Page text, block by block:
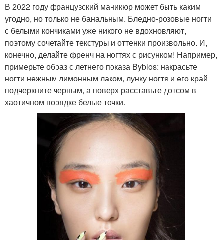
В 2022 году французский маникюр может быть каким
угодно, но только не банальным. Бледно-розовые ногти
с белыми кончиками уже никого не вдохновляют,
поэтому сочетайте текстуры и оттенки произвольно. И,
конечно, делайте френч на ногтях с рисунком! Например,
примерьте образ с летнего показа Byblos: накрасьте
ногти нежным лимонным лаком, лунку ногтя и его край
подчеркните черным, а поверх расставьте дотсом в
хаотичном порядке белые точки.